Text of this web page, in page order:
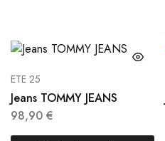
ETE 25
Jeans TOMMY JEANS
98,90 €